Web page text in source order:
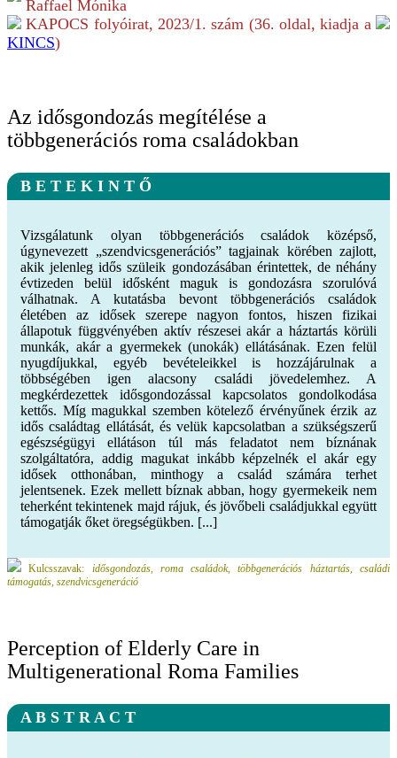
Raffael Mónika
KAPOCS folyóirat, 2023/1. szám (36. oldal, kiadja a
KINCS)
Az idősgondozás megítélése a
többgenerációs roma családokban
B E T E K I N T Ő
Vizsgálatunk olyan többgenerációs családok középső,
úgynevezett „szendvicsgenerációs” tagjainak körében zajlott,
akik jelenleg idős szüleik gondozásában érintettek, de néhány
évtizeden belül idősként maguk is gondozásra szorulóvá
válhatnak. A kutatásba bevont többgenerációs családok
életében az idősek szerepe nagyon fontos, hiszen fizikai
állapotuk függvényében aktív részesei akár a háztartás körüli
munkák, akár a gyermekek (unokák) ellátásának. Ezen felül
nyugdíjukkal, egyéb bevételeikkel is hozzájárulnak a
többségében igen alacsony családi jövedelemhez. A
megkérdezettek idősgondozással kapcsolatos gondolkodása
kettős. Míg magukkal szemben kötelező érvényűnek érzik az
idős családtag ellátását, és velük kapcsolatban a szükségszerű
egészségügyi ellátáson túl más feladatot nem bíznának
szolgáltatóra, addig magukat inkább képzelnék el akár egy
idősek otthonában, minthogy a család számára terhet
jelentsenek. Ezek mellett bíznak abban, hogy gyermekeik nem
teherként tekintenek majd rájuk, és jövőbeli családjukkal együtt
támogatják őket öregségükben. [...]
Kulcsszavak: idősgondozás, roma családok, többgenerációs háztartás, családi
támogatás, szendvicsgeneráció
Perception of Elderly Care in
Multigenerational Roma Families
A B S T R A C T